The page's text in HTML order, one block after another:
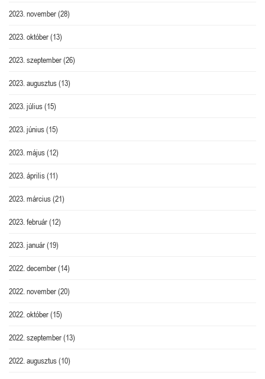
2023. november(28)
2023. október(13)
2023. szeptember(26)
2023. augusztus(13)
2023. július(15)
2023. június(15)
2023. május(12)
2023. április(11)
2023. március(21)
2023. február(12)
2023. január(19)
2022. december(14)
2022. november(20)
2022. október(15)
2022. szeptember(13)
2022. augusztus(10)